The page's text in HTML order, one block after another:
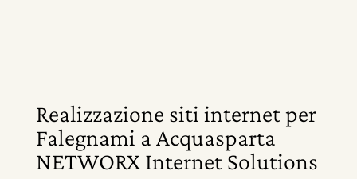
Realizzazione siti internet per
Falegnami a Acquasparta
NETWORX Internet Solutions